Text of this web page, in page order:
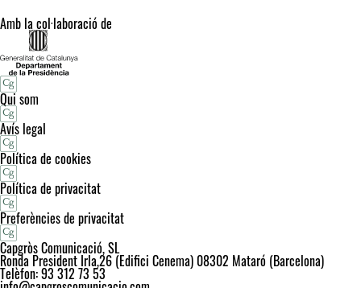
Amb la col·laboració de
Qui som
Avís legal
Política de cookies
Política de privacitat
Preferències de privacitat
Capgròs Comunicació, SL
Ronda President Irla,26 (Edifici Cenema) 08302 Mataró (Barcelona)
Telèfon: 93 312 73 53